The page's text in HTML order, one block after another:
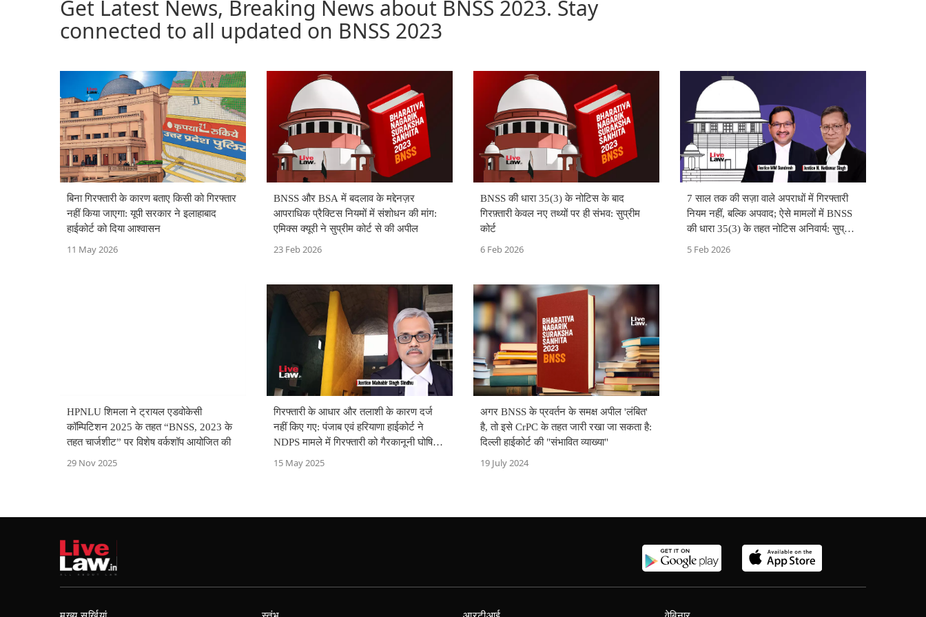
Get Latest News, Breaking News about BNSS 2023. Stay
connected to all updated on BNSS 2023
बिना गिरफ्तारी के कारण बताए किसी को गिरफ्तार
नहीं किया जाएगा: यूपी सरकार ने इलाहाबाद
हाईकोर्ट को दिया आश्वासन
11 May 2026
BNSS और BSA में बदलाव के मद्देनज़र
आपराधिक प्रैक्टिस नियमों में संशोधन की मांग:
एमिक्स क्यूरी ने सुप्रीम कोर्ट से की अपील
23 Feb 2026
BNSS की धारा 35(3) के नोटिस के बाद
गिरफ़्तारी केवल नए तथ्यों पर ही संभव: सुप्रीम
कोर्ट
6 Feb 2026
7 साल तक की सज़ा वाले अपराधों में गिरफ्तारी
नियम नहीं, बल्कि अपवाद; ऐसे मामलों में BNSS
की धारा 35(3) के तहत नोटिस अनिवार्य: सुप्रीम
कोर्ट
5 Feb 2026
HPNLU शिमला ने ट्रायल एडवोकेसी
कॉम्पिटिशन 2025 के तहत “BNSS, 2023 के
तहत चार्जशीट” पर विशेष वर्कशॉप आयोजित की
29 Nov 2025
गिरफ्तारी के आधार और तलाशी के कारण दर्ज
नहीं किए गए: पंजाब एवं हरियाणा हाईकोर्ट ने
NDPS मामले में गिरफ्तारी को गैरकानूनी घोषित
किया
15 May 2025
अगर BNSS के प्रवर्तन के समक्ष अपील 'लंबित'
है, तो इसे CrPC के तहत जारी रखा जा सकता है:
दिल्ली हाईकोर्ट की "संभावित व्याख्या"
19 July 2024